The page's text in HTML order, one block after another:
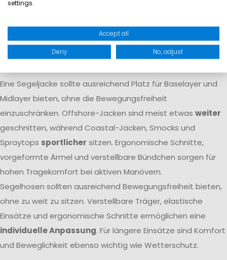
Atmungsaktivität dafür, dass Feuchtigkeit von innen nach
außen transportiert wird. Nur das Zusammenspiel beider
Eigenschaftengarantiert langfristigen Komfortauf dem
Eine Segeljacke sollte ausreichend Platz für Baselayer und
Midlayer bieten, ohne die Bewegungsfreiheit
einzuschränken. Offshore-Jacken sind meist etwas weiter
geschnitten, während Coastal-Jacken, Smocks und
Spraytops sportlicher sitzen. Ergonomische Schnitte,
vorgeformte Ärmel und verstellbare Bündchen sorgen für
hohen Tragekomfort bei aktiven Manövern.
Segelhosen sollten ausreichend Bewegungsfreiheit bieten,
ohne zu weit zu sitzen. Verstellbare Träger, elastische
Einsätze und ergonomische Schnitte ermöglichen eine
individuelle Anpassung. Für längere Einsätze sind Komfort
und Beweglichkeit ebenso wichtig wie Wetterschutz.
settings.
Accept all
Deny No, adjust